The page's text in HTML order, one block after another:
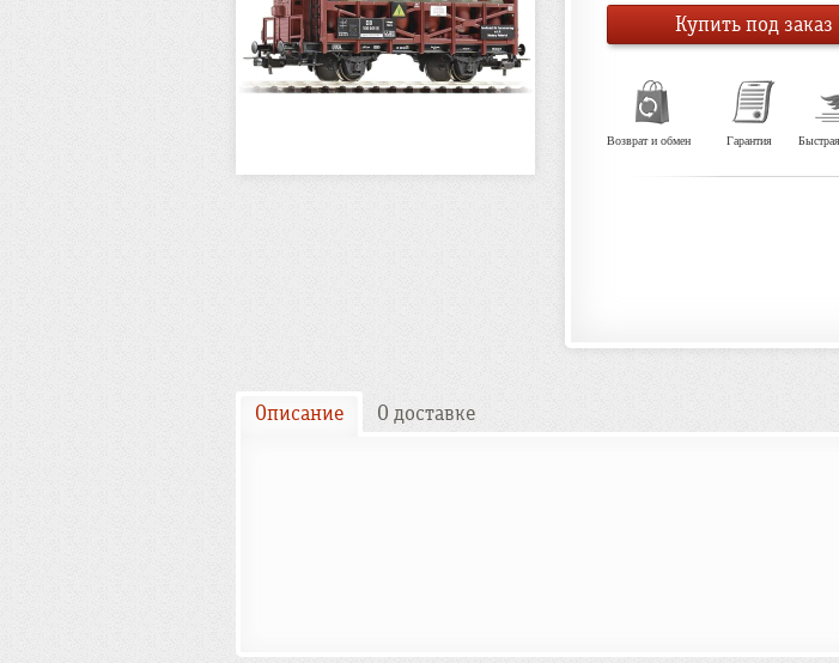
Купить под заказ
Возврат и обмен Гарантия
Описание О доставке